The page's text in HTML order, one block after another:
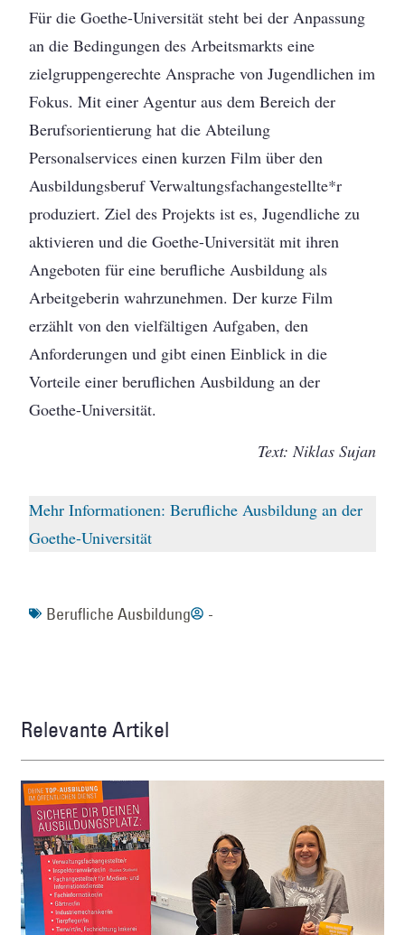
Für die Goethe-Universität steht bei der Anpassung
an die Bedingungen des Arbeitsmarkts eine
zielgruppengerechte Ansprache von Jugendlichen im
Fokus. Mit einer Agentur aus dem Bereich der
Berufsorientierung hat die Abteilung
Personalservices einen kurzen Film über den
Ausbildungsberuf Verwaltungsfachangestellte*r
produziert. Ziel des Projekts ist es, Jugendliche zu
aktivieren und die Goethe-Universität mit ihren
Angeboten für eine berufliche Ausbildung als
Arbeitgeberin wahrzunehmen. Der kurze Film
erzählt von den vielfältigen Aufgaben, den
Anforderungen und gibt einen Einblick in die
Vorteile einer beruflichen Ausbildung an der
Goethe-Universität.
Text: Niklas Sujan
Mehr Informationen: Berufliche Ausbildung an der
Goethe-Universität
Berufliche Ausbildung -
Relevante Artikel